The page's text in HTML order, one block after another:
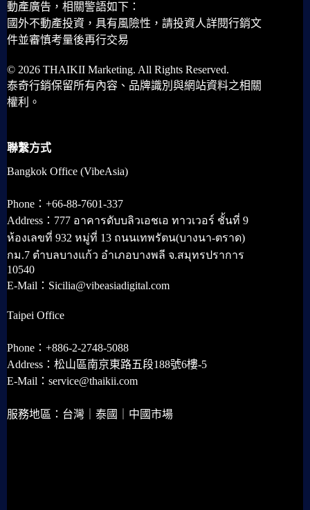
動產廣告，相關警語如下：
國外不動產投資，具有風險性，請投資人詳閱行銷文
件並審慎考量後再行交易
© 2026 THAIKII Marketing. All Rights Reserved.
泰奇行銷保留所有內容、品牌識別與網站資料之相關
權利。
聯繫方式
Bangkok Office (VibeAsia)
Phone：+66-88-7601-337
Address：777 อาคารดับบลิวเอชเอ ทาวเวอร์ ชั้นที่ 9
ห้องเลขที่ 932 หมู่ที่ 13 ถนนเทพรัตน(บางนา-ตราด)
กม.7 ตำบลบางแก้ว อำเภอบางพลี จ.สมุทรปราการ
10540
E-Mail：Sicilia@vibeasiadigital.com
Taipei Office
Phone：+886-2-2748-5088
Address：松山區南京東路五段188號6樓-5
E-Mail：service@thaikii.com
服務地區：台灣｜泰國｜中國市場